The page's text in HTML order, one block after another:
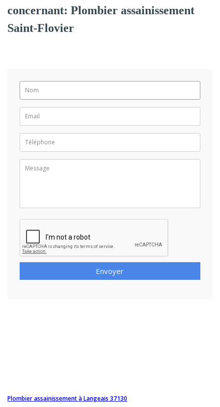
concernant: Plombier assainissement
Saint-Flovier
Envoyer
Plombier assainissement à Langeais 37130